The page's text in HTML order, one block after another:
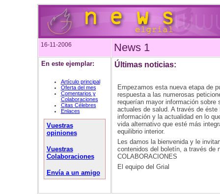
16-11-2006 News 1
En este ejemplar:
Artículo principal
Oferta del mes
Comentarios y
Colaboraciones
Citas Célebres
Enlaces
Vuestras
opiniones
Vuestras
Colaboraciones
Envía a un amigo
Últimas noticias:
Empezamos esta nueva etapa de
respuesta a las numerosas
requerían mayor información sobre
actuales de salud. A través de
información y la actualidad en lo
vida alternativo que esté más
equilibrio interior.
Les damos la bienvenida y le
contenidos del boletín, a través de
COLABORACIONES
El equipo del Grial